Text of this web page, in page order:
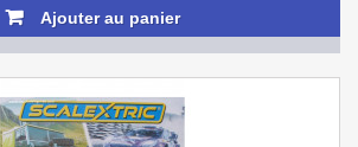
Ajouter au panier